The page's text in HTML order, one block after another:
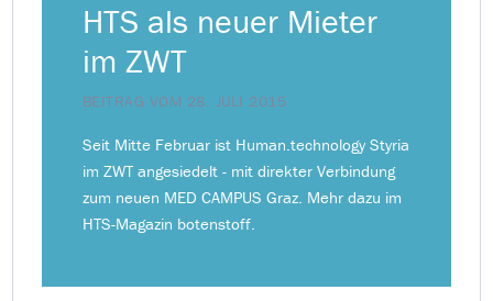
HTS als neuer Mieter
im ZWT
BEITRAG VOM 28. JULI 2015
Seit Mitte Februar ist Human.technology Styria
im ZWT angesiedelt - mit direkter Verbindung
zum neuen MED CAMPUS Graz. Mehr dazu im
HTS-Magazin botenstoff.